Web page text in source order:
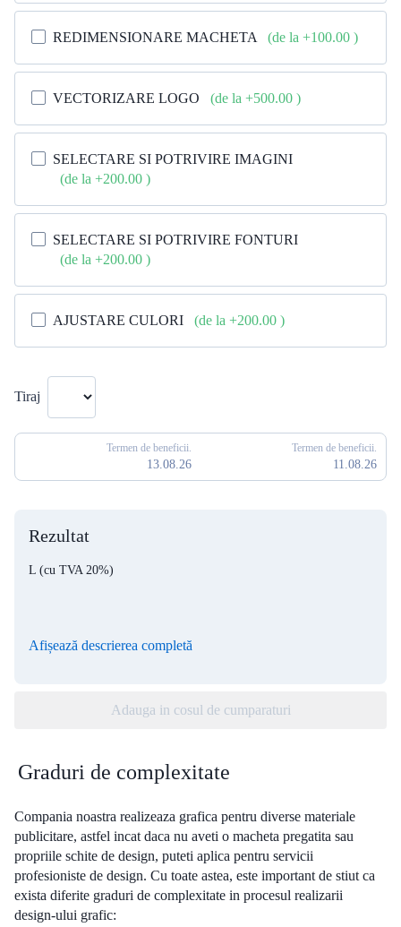
REDIMENSIONARE MACHETA (de la +100.00 )
VECTORIZARE LOGO (de la +500.00 )
SELECTARE SI POTRIVIRE IMAGINI
(de la +200.00 )
SELECTARE SI POTRIVIRE FONTURI
(de la +200.00 )
AJUSTARE CULORI (de la +200.00 )
Tiraj
Termen de beneficii.
13.08.26
Termen de beneficii.
11.08.26
Rezultat
L (cu TVA 20%)
Afișează descrierea completă
Adauga in cosul de cumparaturi
Graduri de complexitate
Compania noastra realizeaza grafica pentru diverse materiale
publicitare, astfel incat daca nu aveti o macheta pregatita sau
propriile schite de design, puteti aplica pentru servicii
profesioniste de design. Cu toate astea, este important de stiut ca
exista diferite graduri de complexitate in procesul realizarii
design-ului grafic: